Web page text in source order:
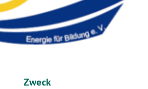
Zweck